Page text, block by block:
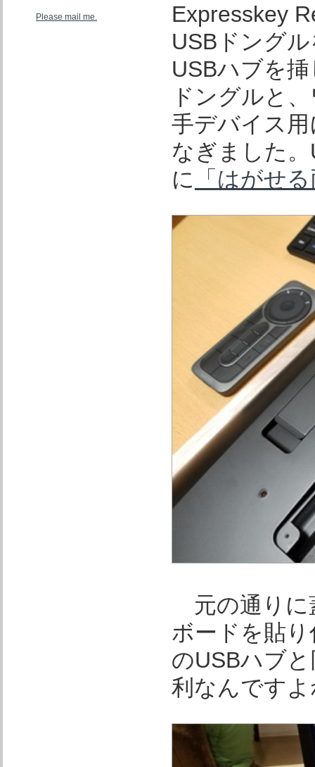
Please mail me.
Expresskey
USBドング
USBハブを
ドングルと
手デバイス
なぎました
に
「はがせ
元の通りに
ボードを貼
のUSBハブ
利なんです